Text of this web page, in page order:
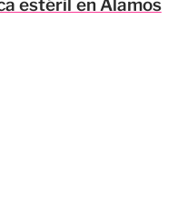
estéril en Álamos